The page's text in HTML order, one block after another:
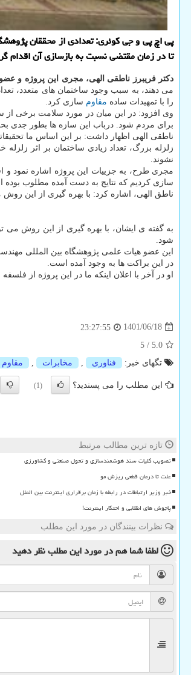
پی اچ پی و جی کوئری: تعدادی از محققان
تا در زمان مقتضی نسبت به بازسازی آن اقدام
دکتر فریبرز ناطقی الهی، مجری این پروژه و
می دهند، به سبب وجود ساختمان های متعدد،
را با تمهیدات ساده مقاوم سازی کرد.
وی افزود: در این میان در مورد سلامت برخی از
برای مردم شود. درباب این سازه ها بطور جدی
ناطقی الهی اظهار داشت: بر این اساس ما
زلزله بزرگ، تعداد زیادی ساختمان بر اثر
نشوند.
مجری طرح، به جزییات این پروژه اشاره نمود و
سازی کردیم که نتایج به دست آمده مطلوب
ناطق الهی، اشاره کرد: با بهره گیری از این روش
به گفته ی ایشان، با بهره گیری از این روش
شود.
این عضو هیات علمی پژوهشگاه بین المللی
در این براکت ها به وجود آمده است.
او در آخر با اعلان اینکه ما در این پروژه از
1401/06/18
23:27:55
5.0
/
5
تگهای خبر:
فناوری , مخابرات , مقاوم
این مطلب را می پسندید؟ (1)
تازه ترین مطالب مرتبط
تصویب کلیات سند هوشمندسازی و تحول صنعتی و کشاورزی
علت تا درمان قطعی ریزش مو
خبر وزیر ارتباطات در رابطه با زمان برقراری اینترنت بین الملل
پاجوش های انقلابی و احتکار اینترنت!
نظرات بینندگان در مورد این مطلب
لطفا شما همدر مورد این مطلبنظر دهید